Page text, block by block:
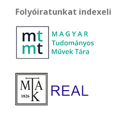
Folyóiratunkat indexeli